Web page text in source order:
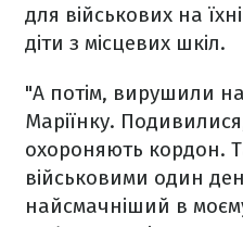
для військових на
діти з місцевих шкіл.
"А потім, вирушили
Маріїнку.
охороняють кордон.
військовими один
найсмачніший в